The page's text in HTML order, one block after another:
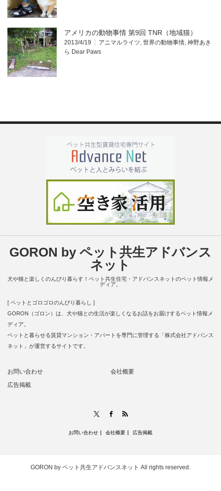
アメリカの動物事情 第9回 TNR（地域猫）
2013/4/19 アニマルライツ 世界の動物事情 神野あき
ら Dear Paws
GORON by ペット共生アドバンス
ネット
犬や猫と楽しくのんびり暮らす！ペット共生住宅・アドバンスネットのペット情報メ
ディア。
[ ペットとゴロゴロのんびり暮らし ]
GORON（ゴロン）は、犬や猫との生活が楽しくなるお話をお届けするペット情報メ
ディア。
ペットと暮らせる賃貸マンション・アパートを専門に管理する「株式会社アドバンス
ネット」が運営するサイトです。
お問い合わせ
会社概要
広告掲載
Facebook
お問い合わせ 会社概要 広告掲載
GORON by ペット共生アドバンスネット All rights reserved.